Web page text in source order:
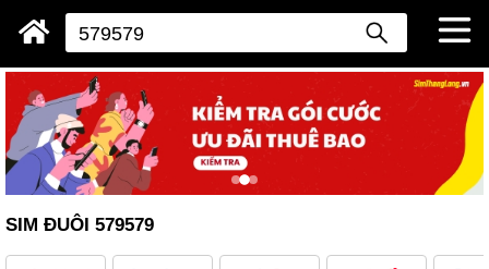
SIM ĐUÔI 579579